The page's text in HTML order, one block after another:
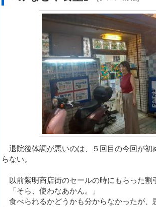
退院後体調が悪いのは、５回目の今回が初
らない。
以前紫明商店街のセールの時にもらった割
「そら、使わなあかん。」
食べられるかどうかも分からなかったが、